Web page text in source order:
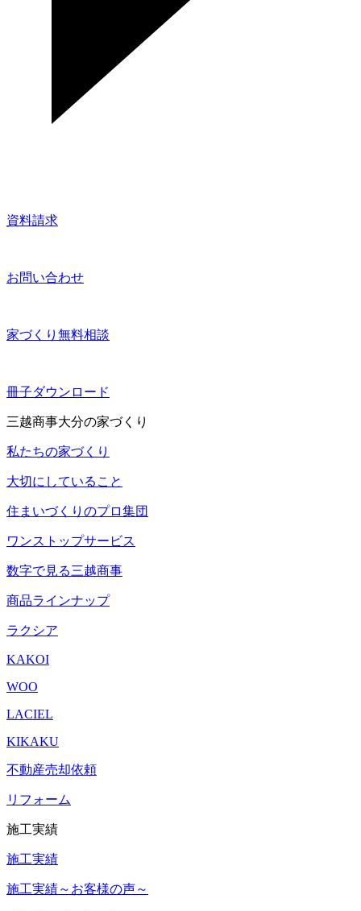
資料請求
お問い合わせ
家づくり無料相談
冊子ダウンロード
三越商事大分の家づくり
私たちの家づくり
大切にしていること
住まいづくりのプロ集団
ワンストップサービス
数字で見る三越商事
商品ラインナップ
ラクシア
KAKOI
WOO
LACIEL
KIKAKU
不動産売却依頼
リフォーム
施工実績
施工実績
施工実績～お客様の声～